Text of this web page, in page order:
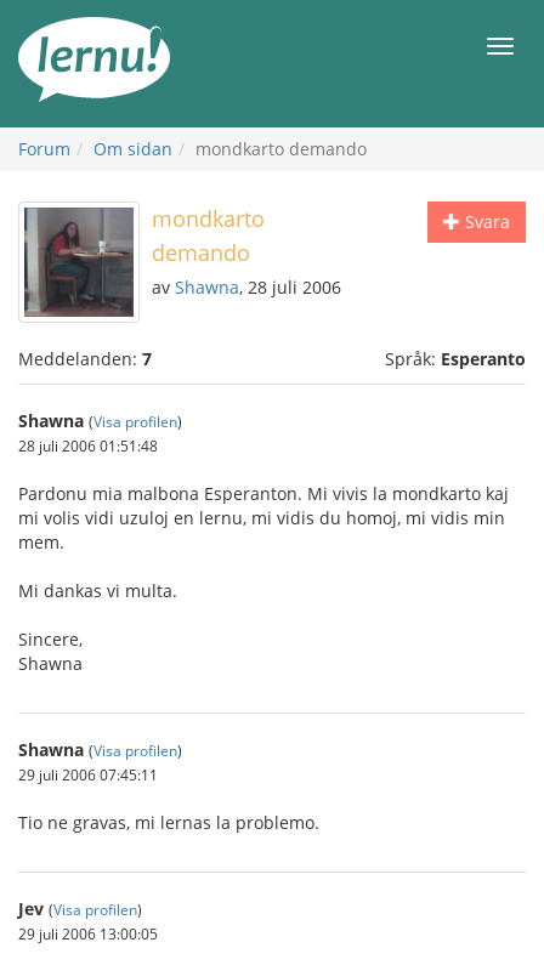
sidans
innehåll
Meny
Forum Om sidan mondkarto demando
Svara
mondkarto
demando
av Shawna, 28 juli 2006
Meddelanden: 7 Språk: Esperanto
Shawna (Visa profilen)
28 juli 2006 01:51:48
Pardonu mia malbona Esperanton. Mi vivis la mondkarto kaj
mi volis vidi uzuloj en lernu, mi vidis du homoj, mi vidis min
mem.
Mi dankas vi multa.
Sincere,
Shawna
Shawna (Visa profilen)
29 juli 2006 07:45:11
Tio ne gravas, mi lernas la problemo.
Jev (Visa profilen)
29 juli 2006 13:00:05